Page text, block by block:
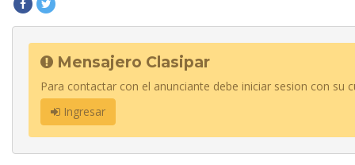
Mensajero Clasipar
Para contactar con el anunciante debe iniciar sesion con su
Ingresar